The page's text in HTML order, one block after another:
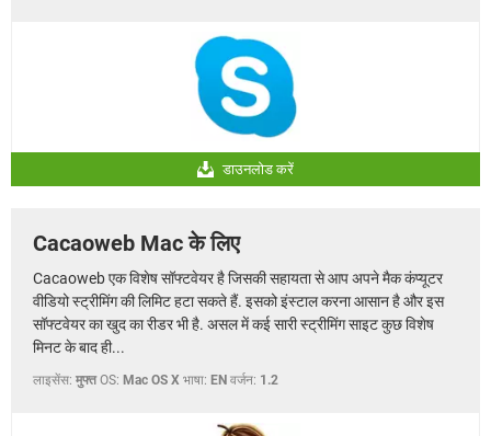
डाउनलोड करें
Cacaoweb Mac के लिए
Cacaoweb एक विशेष सॉफ्टवेयर है जिसकी सहायता से आप अपने मैक कंप्यूटर
वीडियो स्ट्रीमिंग की लिमिट हटा सकते हैं. इसको इंस्टाल करना आसान है और इस
सॉफ्टवेयर का खुद का रीडर भी है. असल में कई सारी स्ट्रीमिंग साइट कुछ विशेष
मिनट के बाद ही...
लाइसेंस: मुफ्त OS: Mac OS X भाषा: EN वर्जन: 1.2